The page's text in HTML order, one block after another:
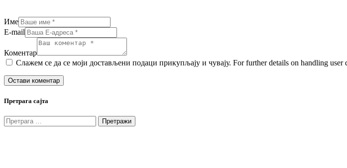
Име
E-mail
Коментар
Слажем се да се моји достављени подаци прикупљају и чувају. For further details on handling user
Претрага сајта
Претрага
за: